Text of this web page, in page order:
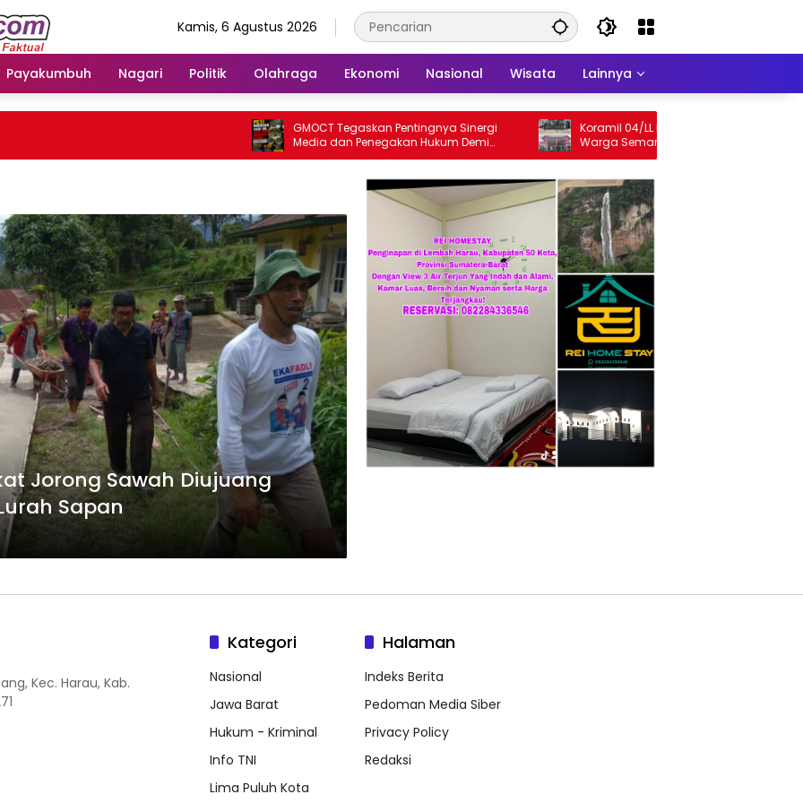
Kamis, 6 Agustus 2026
Payakumbuh Nagari Politik Olahraga Ekonomi Nasional Wisata Lainnya
GMOCT Tegaskan Pentingnya Sinergi
Media dan Penegakan Hukum Demi
Masa Depan Kabupaten Limapuluh Kota
Koramil 04/LL Kodim 013/Padang Ajak
Warga Semarakkan HUT Ke-81 RI
Sepanjang Agustus
Jorong Sawah Diujuang
Sapan
Kec. Harau, Kab.
Kategori
Nasional
Jawa Barat
Hukum - Kriminal
Info TNI
Lima Puluh Kota
Halaman
Indeks Berita
Pedoman Media Siber
Privacy Policy
Redaksi